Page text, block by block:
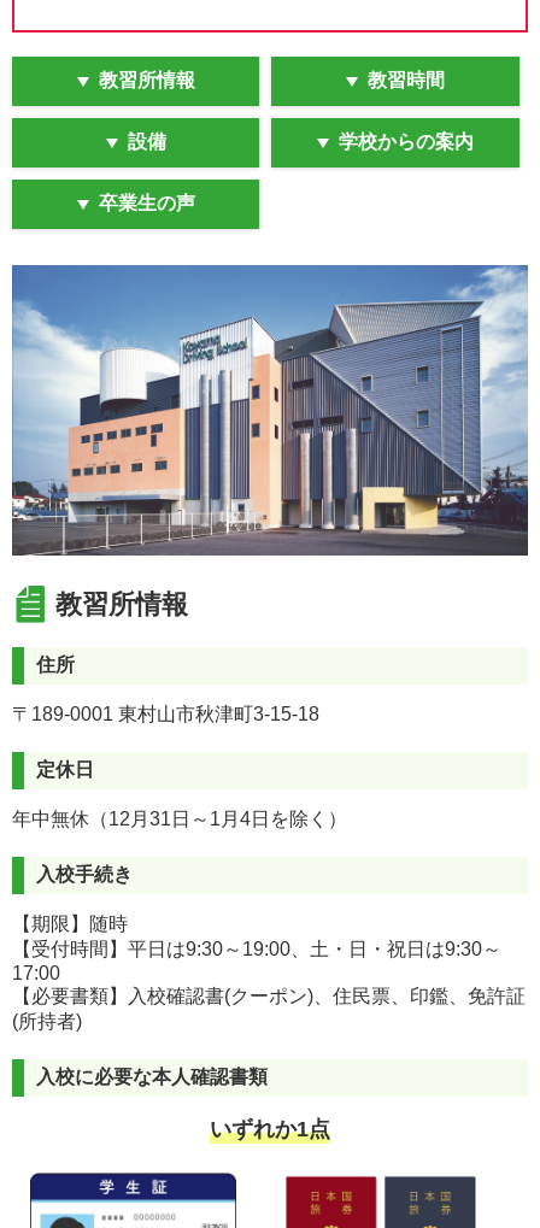
教習所情報 教習時間
設備 学校からの案内
卒業生の声
教習所情報
住所
〒189-0001 東村山市秋津町3-15-18
定休日
年中無休（12月31日～1月4日を除く）
入校手続き
【期限】随時
【受付時間】平日は9:30～19:00、土・日・祝日は9:30～
17:00
【必要書類】入校確認書(クーポン)、住民票、印鑑、免許証
(所持者)
入校に必要な本人確認書類
いずれか1点